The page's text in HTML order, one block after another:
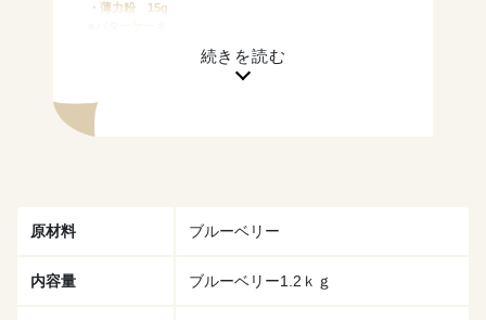
・薄力粉 15g
・アーモンドパウダー 30g
・薄力粉 40g
・卵白 1個分
原材料 ブルーベリー
内容量 ブルーベリー1.2ｋｇ